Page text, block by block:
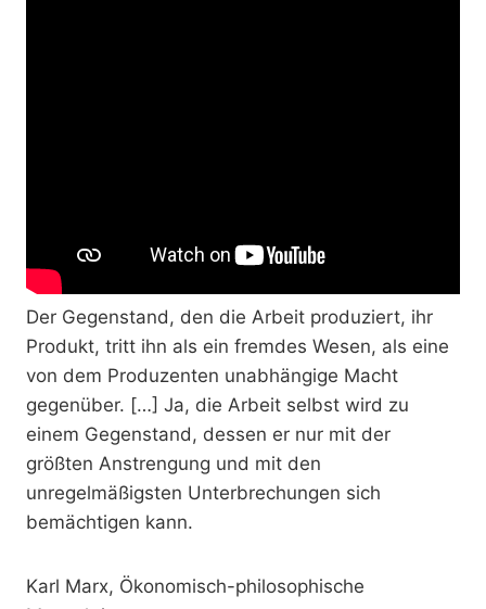
Der Gegenstand, den die Arbeit produziert, ihr
Produkt, tritt ihn als ein fremdes Wesen, als eine
von dem Produzenten unabhängige Macht
gegenüber. […] Ja, die Arbeit selbst wird zu
einem Gegenstand, dessen er nur mit der
größten Anstrengung und mit den
unregelmäßigsten Unterbrechungen sich
bemächtigen kann.
Karl Marx, Ökonomisch-philosophische